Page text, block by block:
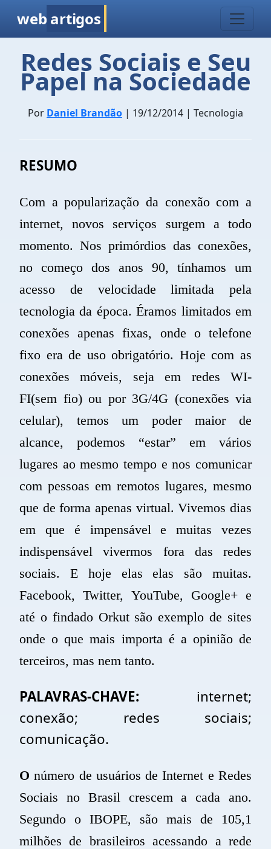
web artigos
Redes Sociais e Seu
Papel na Sociedade
Por Daniel Brandão | 19/12/2014 | Tecnologia
RESUMO
Com a popularização da conexão com a
internet, novos serviços surgem a todo
momento. Nos primórdios das conexões,
no começo dos anos 90, tínhamos um
acesso de velocidade limitada pela
tecnologia da época. Éramos limitados em
conexões apenas fixas, onde o telefone
fixo era de uso obrigatório. Hoje com as
conexões móveis, seja em redes WI-
FI(sem fio) ou por 3G/4G (conexões via
celular), temos um poder maior de
alcance, podemos “estar” em vários
lugares ao mesmo tempo e nos comunicar
com pessoas em remotos lugares, mesmo
que de forma apenas virtual. Vivemos dias
em que é impensável e muitas vezes
indispensável vivermos fora das redes
sociais. E hoje elas elas são muitas.
Facebook, Twitter, YouTube, Google+ e
até o findado Orkut são exemplo de sites
onde o que mais importa é a opinião de
terceiros, mas nem tanto.
PALAVRAS-CHAVE: internet;
conexão; redes sociais;
comunicação.
O número de usuários de Internet e Redes
Sociais no Brasil crescem a cada ano.
Segundo o IBOPE, são mais de 105,1
milhões de brasileiros acessando a rede